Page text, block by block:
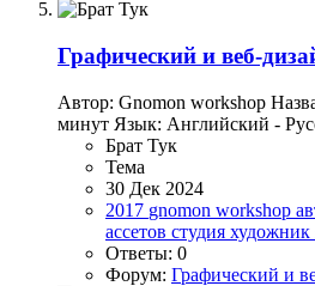
Графический и веб-
Автор: Gnomon workshop
минут Язык: Английский -
Брат Тук
Тема
30 Дек 2024
2017 gnomon workshop
ассетов студия художник
Ответы: 0
Форум: Графический и